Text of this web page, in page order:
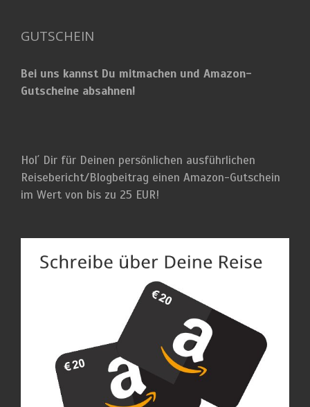
GUTSCHEIN
Bei uns kannst Du mitmachen und Amazon-
Gutscheine absahnen!
Hol´ Dir für Deinen persönlichen ausführlichen
Reisebericht/Blogbeitrag einen Amazon-Gutschein
im Wert von bis zu 25 EUR!